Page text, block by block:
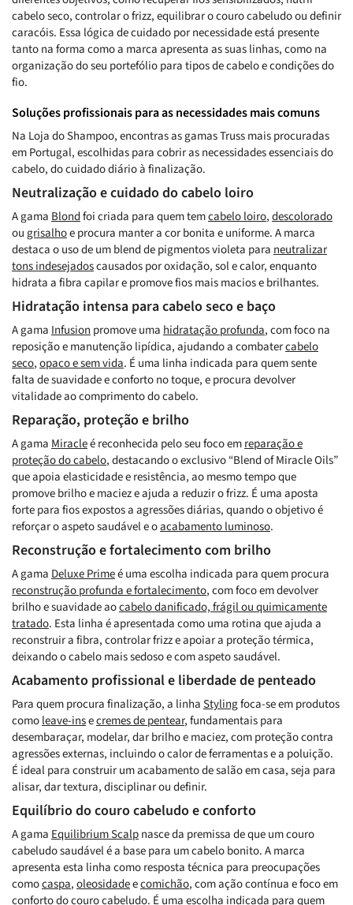
cabelo seco, controlar o frizz, equilibrar o couro cabeludo ou definir
caracóis. Essa lógica de cuidado por necessidade está presente
tanto na forma como a marca apresenta as suas linhas, como na
organização do seu portefólio para tipos de cabelo e condições do
fio.
Soluções profissionais para as necessidades mais comuns
Na Loja do Shampoo, encontras as gamas Truss mais procuradas
em Portugal, escolhidas para cobrir as necessidades essenciais do
cabelo, do cuidado diário à finalização.
Neutralização e cuidado do cabelo loiro
A gamaBlondfoi criada para quem temcabelo loiro,descolorado
ougrisalhoe procura manter a cor bonita e uniforme. A marca
destaca o uso de um blend de pigmentos violeta paraneutralizar
tons indesejadoscausados por oxidação, sol e calor, enquanto
hidrata a fibra capilar e promove fios mais macios e brilhantes.
Hidratação intensa para cabelo seco e baço
A gamaInfusionpromove umahidratação profunda, com foco na
reposição e manutenção lipídica, ajudando a combatercabelo
seco,opaco e sem vida. É uma linha indicada para quem sente
falta de suavidade e conforto no toque, e procura devolver
vitalidade ao comprimento do cabelo.
Reparação, proteção e brilho
A gamaMiracleé reconhecida pelo seu foco emreparação e
proteção do cabelo, destacando o exclusivo “Blend of Miracle Oils”
que apoia elasticidade e resistência, ao mesmo tempo que
promove brilho e maciez e ajuda a reduzir o frizz. É uma aposta
forte para fios expostos a agressões diárias, quando o objetivo é
reforçar o aspeto saudável e oacabamento luminoso.
Reconstrução e fortalecimento com brilho
A gamaDeluxe Primeé uma escolha indicada para quem procura
reconstrução profunda e fortalecimento, com foco em devolver
brilho e suavidade aocabelo danificado, frágil ou quimicamente
tratado. Esta linha é apresentada como uma rotina que ajuda a
reconstruir a fibra, controlar frizz e apoiar a proteção térmica,
deixando o cabelo mais sedoso e com aspeto saudável.
Acabamento profissional e liberdade de penteado
Para quem procura finalização, a linhaStylingfoca-se em produtos
comoleave-insecremes de pentear, fundamentais para
desembaraçar, modelar, dar brilho e maciez, com proteção contra
agressões externas, incluindo o calor de ferramentas e a poluição.
É ideal para construir um acabamento de salão em casa, seja para
alisar, dar textura, disciplinar ou definir.
Equilíbrio do couro cabeludo e conforto
A gamaEquilibrium Scalpnasce da premissa de que um couro
cabeludo saudável é a base para um cabelo bonito. A marca
apresenta esta linha como resposta técnica para preocupações
comocaspa,oleosidadeecomichão, com ação contínua e foco em
conforto do couro cabeludo. É uma escolha indicada para quem